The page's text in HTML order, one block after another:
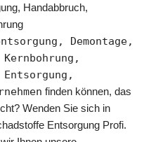
Handabbruch,
Demontage,
finden können, das
Wenden Sie sich in
Entsorgung Profi.